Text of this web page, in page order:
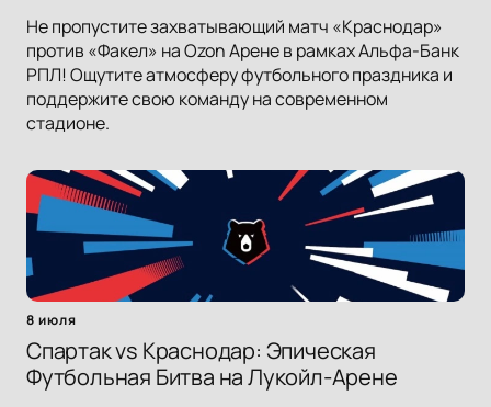
Не пропустите захватывающий матч «Краснодар»
против «Факел» на Ozon Арене в рамках Альфа-Банк
РПЛ! Ощутите атмосферу футбольного праздника и
поддержите свою команду на современном
стадионе.
8 июля
Спартак vs Краснодар: Эпическая
Футбольная Битва на Лукойл-Арене